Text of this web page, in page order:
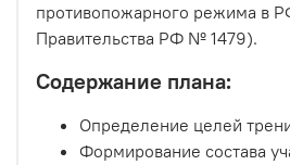
противопожарного режима в
Правительства РФ № 1479).
Содержание плана:
Определение целей
Формирование состава